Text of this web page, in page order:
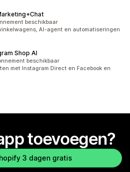
beschikbaar
AI-agent en automatiseringen
Shop AI
beschikbaar
met Instagram Direct en Facebook en
toevoegen?
3 dagen gratis